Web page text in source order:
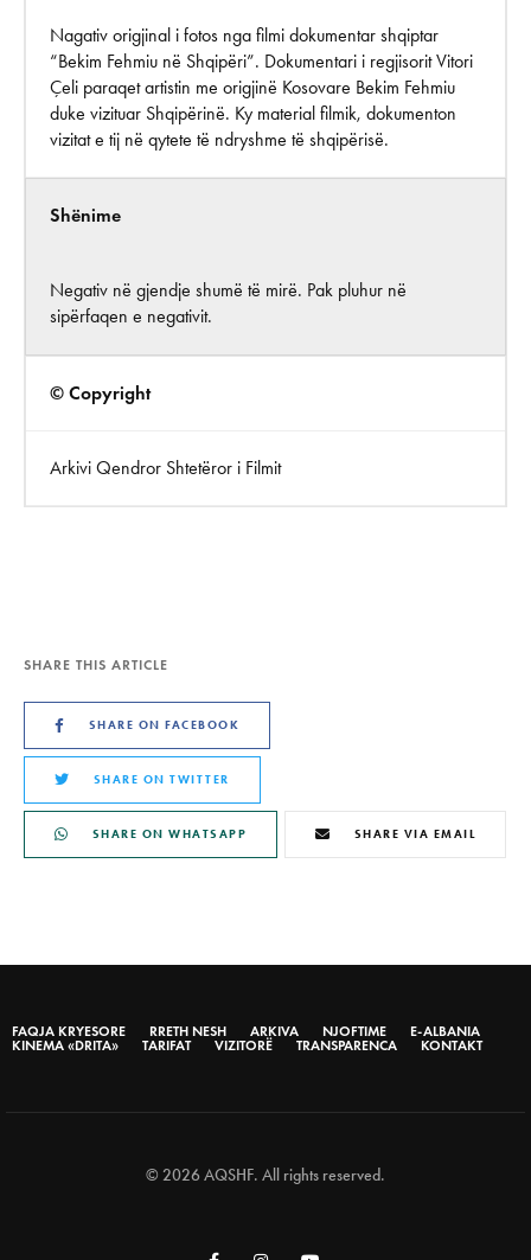
Nagativ origjinal i fotos nga filmi dokumentar shqiptar
“Bekim Fehmiu në Shqipëri”. Dokumentari i regjisorit Vitori
Çeli paraqet artistin me origjinë Kosovare Bekim Fehmiu
duke vizituar Shqipërinë. Ky material filmik, dokumenton
vizitat e tij në qytete të ndryshme të shqipërisë.
Shënime
Negativ në gjendje shumë të mirë. Pak pluhur në
sipërfaqen e negativit.
© Copyright
Arkivi Qendror Shtetëror i Filmit
SHARE THIS ARTICLE
SHARE ON FACEBOOK
SHARE ON TWITTER
SHARE ON WHATSAPP SHARE VIA EMAIL
FAQJA KRYESORE RRETH NESH ARKIVA NJOFTIME
E-ALBANIA
KINEMA «DRITA»
TARIFAT VIZITORË TRANSPARENCA KONTAKT
© 2026 AQSHF. All rights reserved.